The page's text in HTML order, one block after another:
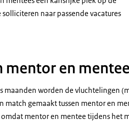
naar passende vacatures
mentor en mentee
maanden worden de vluchtelingen
match gemaakt tussen mentor en
mentor en mentee tijdens het